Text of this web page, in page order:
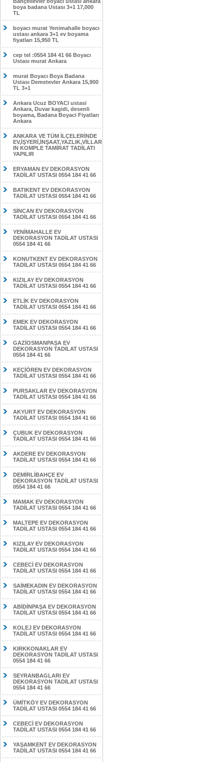
boya badana Ustası 3+1 17,000
TL
boyacı murat Yenimahalle boyacı
ustası ankara 3+1 ev boyama
fiyatları 15,950 TL
cep tel :0554 184 41 66 Boyacı
Ustası murat Ankara
murat Boyacı Boya Badana
Ustası Demetevler Ankara 15,900
TL 3+1
Ankara Ucuz BOYACI ustasi
Ankara, Duvar kagidi, desenli
boyama, Badana Boyaci Fiyatları
Ankara
ANKARA VE TÜM İLÇELERİNDE
EV,İŞYERİ,İNŞAAT,YAZLIK,VİLLAR
IN KOMPLE TAMİRAT TADİLATI
YAPILIR
ERYAMAN EV DEKORASYON
TADİLAT USTASI 0554 184 41 66
BATIKENT EV DEKORASYON
TADİLAT USTASI 0554 184 41 66
SİNCAN EV DEKORASYON
TADİLAT USTASI 0554 184 41 66
YENİMAHALLE EV
DEKORASYON TADİLAT USTASI
0554 184 41 66
KONUTKENT EV DEKORASYON
TADİLAT USTASI 0554 184 41 66
KIZILAY EV DEKORASYON
TADİLAT USTASI 0554 184 41 66
ETLİK EV DEKORASYON
TADİLAT USTASI 0554 184 41 66
EMEK EV DEKORASYON
TADİLAT USTASI 0554 184 41 66
GAZİOSMANPAŞA EV
DEKORASYON TADİLAT USTASI
0554 184 41 66
KEÇİÖREN EV DEKORASYON
TADİLAT USTASI 0554 184 41 66
PURSAKLAR EV DEKORASYON
TADİLAT USTASI 0554 184 41 66
AKYURT EV DEKORASYON
TADİLAT USTASI 0554 184 41 66
ÇUBUK EV DEKORASYON
TADİLAT USTASI 0554 184 41 66
AKDERE EV DEKORASYON
TADİLAT USTASI 0554 184 41 66
DEMİRLİBAHÇE EV
DEKORASYON TADİLAT USTASI
0554 184 41 66
MAMAK EV DEKORASYON
TADİLAT USTASI 0554 184 41 66
MALTEPE EV DEKORASYON
TADİLAT USTASI 0554 184 41 66
KIZILAY EV DEKORASYON
TADİLAT USTASI 0554 184 41 66
CEBECİ EV DEKORASYON
TADİLAT USTASI 0554 184 41 66
SAİMEKADIN EV DEKORASYON
TADİLAT USTASI 0554 184 41 66
ABİDİNPAŞA EV DEKORASYON
TADİLAT USTASI 0554 184 41 66
KOLEJ EV DEKORASYON
TADİLAT USTASI 0554 184 41 66
KIRKKONAKLAR EV
DEKORASYON TADİLAT USTASI
0554 184 41 66
SEYRANBAGLARI EV
DEKORASYON TADİLAT USTASI
0554 184 41 66
ÜMİTKÖY EV DEKORASYON
TADİLAT USTASI 0554 184 41 66
CEBECİ EV DEKORASYON
TADİLAT USTASI 0554 184 41 66
YAŞAMKENT EV DEKORASYON
TADİLAT USTASI 0554 184 41 66